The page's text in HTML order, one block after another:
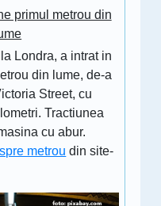
primul metrou din
Londra, a intrat in
din lume, de-a
Street, cu
Tractiunea
cu abur.
metrou din site-